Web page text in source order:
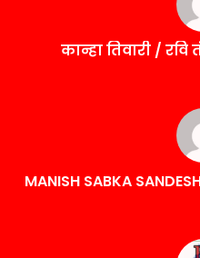
कान्हा तिवारी /
MANISH SABKA